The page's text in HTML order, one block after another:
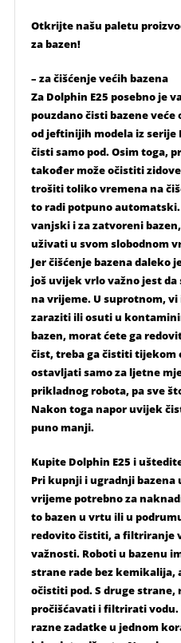
Otkrijte našu paletu
za bazen!
– za čišćenje većih bazena
Za Dolphin E25 posebno je
pouzdano čisti bazene veće
od jeftinijih modela iz serije
čisti samo pod. Osim toga,
također može očistiti
trošiti toliko vremena na
to radi potpuno
vanjski i za zatvoreni
uživati ​​u svom slobodnom
Jer čišćenje bazena daleko
još uvijek vrlo važno jest
na vrijeme. U suprotnom,
zaraziti ili osuti u
bazen, morat ćete ga
čist, treba ga čistiti tijekom
ostavljati samo za ljetne
prikladnog robota, pa sve
Nakon toga napor uvijek
puno manji.
Kupite Dolphin E25 i
Pri kupnji i ugradnji
vrijeme potrebno za
to bazen u vrtu ili u
redovito čistiti, a filtriranje
važnosti. Roboti u bazenu
strane rade bez kemikalija,
očistiti pod. S druge
pročišćavati i filtrirati vodu.
razne zadatke u jednom